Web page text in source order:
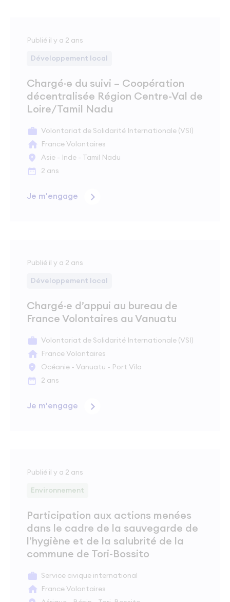
Développement local
Chargé·e du suivi – Coopération
décentralisée Région Centre-Val de
Loire/Tamil Nadu
Volontariat de Solidarité Internationale (VSI)
France Volontaires
Asie - Inde - Tamil Nadu
Publié il y a 2 ans
2 ans
Je m'engage
Développement local
Chargé·e d’appui au bureau de
France Volontaires au Vanuatu
Volontariat de Solidarité Internationale (VSI)
France Volontaires
Océanie - Vanuatu - Port Vila
Publié il y a 2 ans
2 ans
Je m'engage
Environnement
Participation aux actions menées
dans le cadre de la sauvegarde de
l’hygiène et de la salubrité de la
commune de Tori-Bossito
Service civique international
France Volontaires
Publié il y a 2 ans